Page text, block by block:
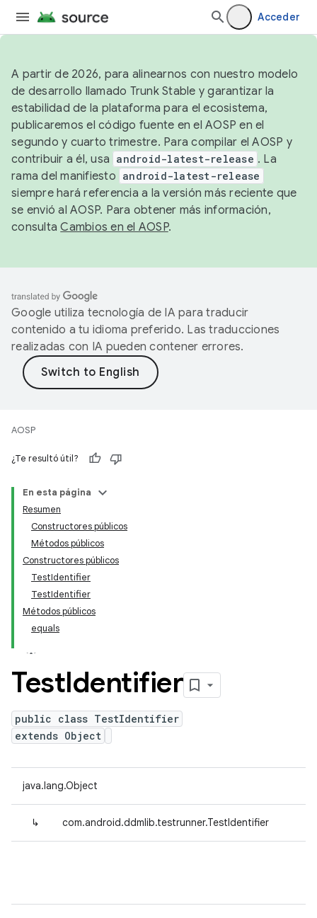
Acceder
A partir de 2026, para alinearnos con nuestro modelo
de desarrollo llamado Trunk Stable y garantizar la
estabilidad de la plataforma para el ecosistema,
publicaremos el código fuente en el AOSP en el
segundo y cuarto trimestre. Para compilar el AOSP y
contribuir a él, usa android-latest-release . La
rama del manifiesto android-latest-release
siempre hará referencia a la versión más reciente que
se envió al AOSP. Para obtener más información,
consultaCambios en el AOSP.
Google utiliza tecnología de IA para traducir
contenido a tu idioma preferido. Las traducciones
realizadas con IA pueden contener errores.
AOSP
¿Te resultó útil?
En esta página
Resumen
Constructores públicos
Métodos públicos
Constructores públicos
TestIdentifier
TestIdentifier
Métodos públicos
equals
TestIdentifier
public class TestIdentifier
extends Object
java.lang.Object
↳ com.android.ddmlib.testrunner.TestIdentifier